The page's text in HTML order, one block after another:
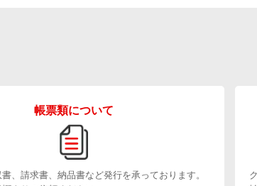
帳票類について
、請求書、納品書など発行を承っております。